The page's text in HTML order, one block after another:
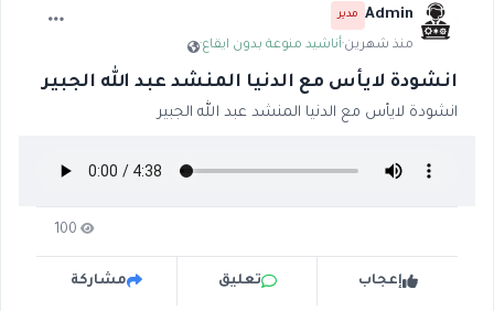
Admin مدير
منذ شهرين·أناشيد منوعة بدون ايقاع·
انشودة لايأس مع الدنيا المنشد عبد الله الجبير
انشودة لايأس مع الدنيا المنشد عبد الله الجبير
100
إعجاب تعليق مشاركة